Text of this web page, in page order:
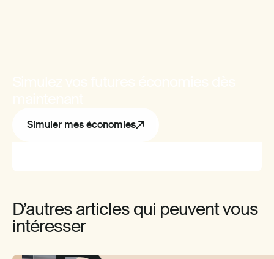
Simuler mes économies
D’autres articles qui peuvent vous
intéresser